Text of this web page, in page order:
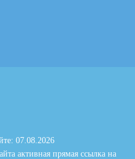
07.08.2026
активная прямая ссылка на